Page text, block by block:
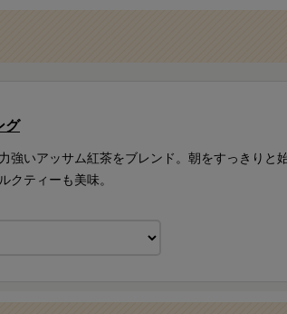
グ
強いアッサム紅茶をブレンド。朝をすっきりと
クティーも美味。